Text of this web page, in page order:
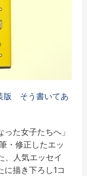
版 そう書いてあ
た女子たちへ」
・修正したエッ
、人気エッセイ
描き下ろし1コ